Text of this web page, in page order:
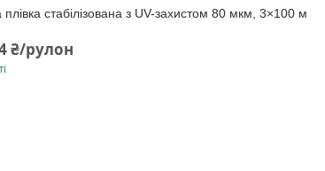
стабілізована з UV-захистом 80 мкм, 3×100 м
₴/рулон